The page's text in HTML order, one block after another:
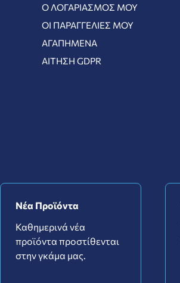
Ο ΛΟΓΑΡΙΑΣΜΌΣ ΜΟΥ
ΟΙ ΠΑΡΑΓΓΕΛΊΕΣ ΜΟΥ
ΑΓΑΠΗΜΈΝΑ
ΑΊΤΗΣΗ GDPR
Νέα Προϊόντα
Καθημερινά νέα
προϊόντα προστίθενται
στην γκάμα μας.